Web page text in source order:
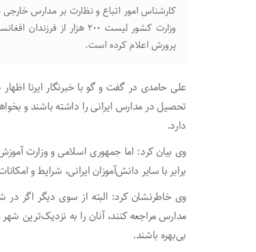
کارشناس امور اتباع و نظارت بر مدارس
وزارت کشور لیست ۲۰۰
پرورش اعلام کرده است.
علی حامدی در گفت و گو با خبرنگار ایرنا
تحصیل در مدارس ایرانی را داشته باشند و
دارد.
وی بیان کرد: اما جمهوری اسلامی و وزارت
برابر با سایر دانش‌آموزان ایرانی، شرایط و
وی خاطرنشان کرد: البته از سوی دیگر اگر
مدارس مراجعه کنند، آنان را به نزدیک‌ترین
بی‌بهره باشند.